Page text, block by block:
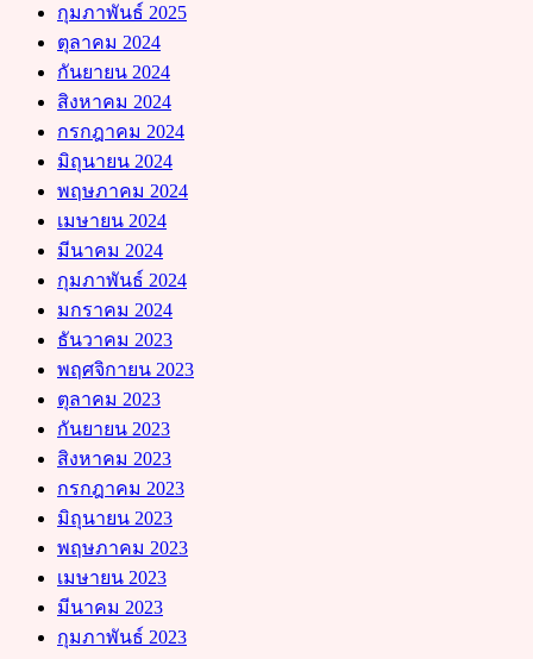
กุมภาพันธ์ 2025
ตุลาคม 2024
กันยายน 2024
สิงหาคม 2024
กรกฎาคม 2024
มิถุนายน 2024
พฤษภาคม 2024
เมษายน 2024
มีนาคม 2024
กุมภาพันธ์ 2024
มกราคม 2024
ธันวาคม 2023
พฤศจิกายน 2023
ตุลาคม 2023
กันยายน 2023
สิงหาคม 2023
กรกฎาคม 2023
มิถุนายน 2023
พฤษภาคม 2023
เมษายน 2023
มีนาคม 2023
กุมภาพันธ์ 2023